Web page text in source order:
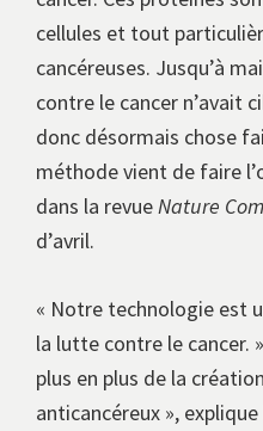
cellules et tout
cancéreuses. Jusqu’à
contre le cancer n’avait
donc désormais chose
méthode vient de faire
dans la revueNature
d’avril.
« Notre technologie est
la lutte contre le cancer.
plus en plus de la
anticancéreux »,